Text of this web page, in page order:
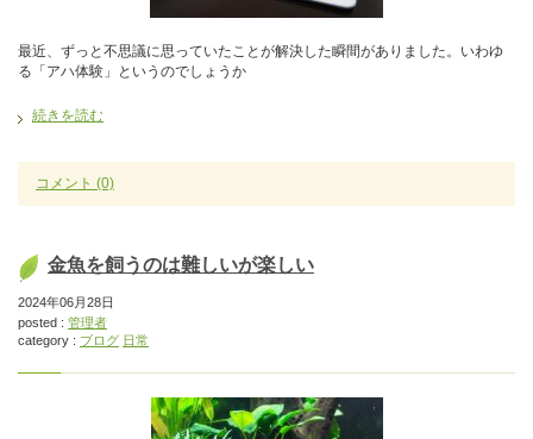
最近、ずっと不思議に思っていたことが解決した瞬間がありました。いわゆ
る「アハ体験」というのでしょうか
続きを読む
コメント (0)
金魚を飼うのは難しいが楽しい
2024年06月28日
posted : 管理者
category : ブログ 日常